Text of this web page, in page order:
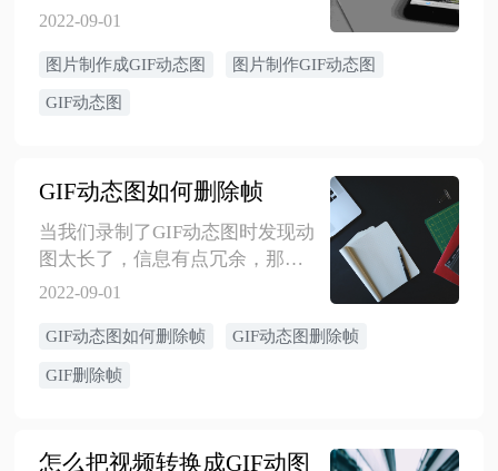
件。如果你想将一些静态图片制
可以帮到你，赶紧来看看吧！
2022-09-01
图片制作成GIF动态图 图片制作GIF动态图
GIF动态图
GIF动态图如何删除帧
​当我们录制了GIF动态图时发现动
图太长了，信息有点冗余，那么
想要缩减一些，应该怎样处理
删除其中一些重复或者相似度高
的真画面，那么怎样删除部分帧
2022-09-01
GIF动态图如何删除帧 GIF动态图删除帧
GIF删除帧
怎么把视频转换成GIF动图